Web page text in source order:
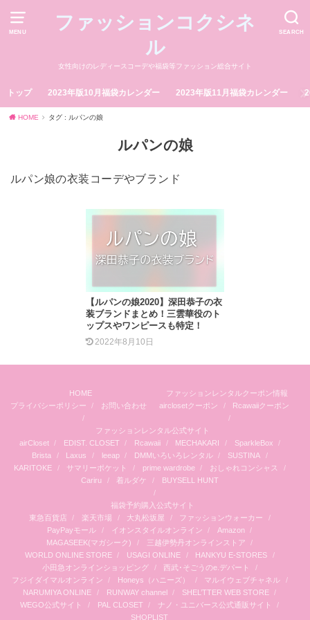
MENU SEARCH
ファッションコクシネ
ル
女性向けのレディースコーデや福袋等ファッション総合サイト
トップ 2023年版10月福袋カレンダー 2023年版11月福袋カレンダー
HOME タグ : ルパンの娘
ルパンの娘
ルパン娘の衣装コーデやブランド
【ルパンの娘2020】深田恭子の衣
装ブランドまとめ！三雲華役のト
ップスやワンピースも特定！
2022年8月10日
HOME
プライバシーポリシー
お問い合わせ
ファッションレンタルクーポン情報
airclosetクーポン
Rcawaiiクーポン
ファッションレンタル公式サイト
airCloset
EDIST. CLOSET Rcawaii MECHAKARI
SparkleBox
Brista
Laxus leeap DMMいろいろレンタル
SUSTINA
KARITOKE
サマリーポケット prime wardrobe
おしゃれコンシャス
Cariru
着ルダケ BUYSELL HUNT
福袋予約購入公式サイト
東急百貨店
楽天市場 大丸松坂屋
ファッションウォーカー
PayPayモール
イオンスタイルオンライン
Amazon
MAGASEEK(マガシーク)
三越伊勢丹オンラインストア
WORLD ONLINE STORE
USAGI ONLINE
HANKYU E-STORES
小田急オンラインショッピング
西武･そごうのe.デパート
フジイダイマルオンライン
Honeys（ハニーズ）
マルイウェブチャネル
NARUMIYA ONLINE
RUNWAY channel
SHEL’TTER WEB STORE
WEGO公式サイト
PAL CLOSET
ナノ・ユニバース公式通販サイト
SHOPLIST